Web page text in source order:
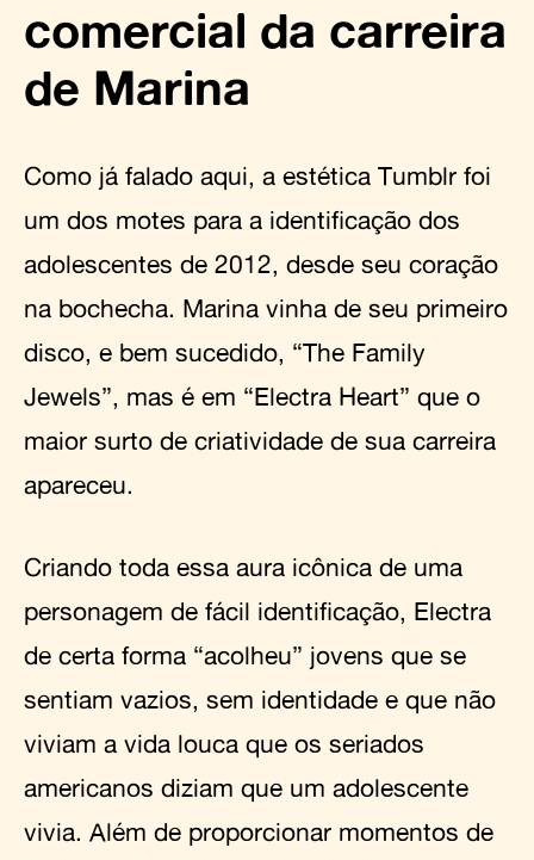
comercial da carreira
de Marina
Como já falado aqui, a estética Tumblr foi
um dos motes para a identificação dos
adolescentes de 2012, desde seu coração
na bochecha. Marina vinha de seu primeiro
disco, e bem sucedido, “The Family
Jewels”, mas é em “Electra Heart” que o
maior surto de criatividade de sua carreira
apareceu.
Criando toda essa aura icônica de uma
personagem de fácil identificação, Electra
de certa forma “acolheu” jovens que se
sentiam vazios, sem identidade e que não
viviam a vida louca que os seriados
americanos diziam que um adolescente
vivia. Além de proporcionar momentos de